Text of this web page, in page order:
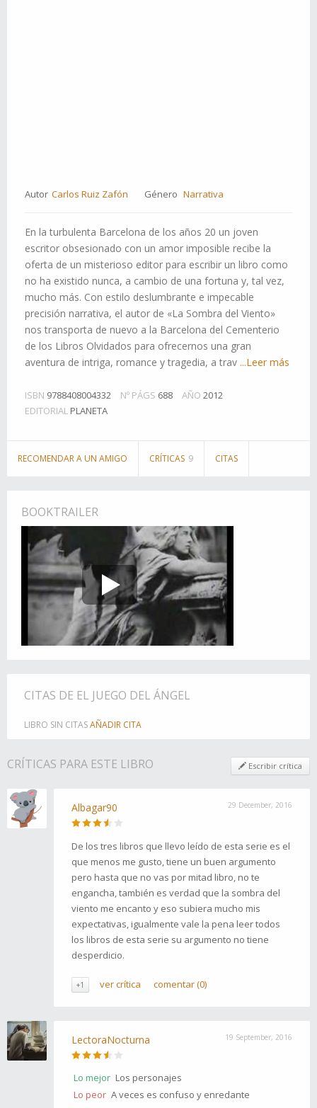
Autor Carlos Ruiz Zafón Género Narrativa
En la turbulenta Barcelona de los años 20 un joven
escritor obsesionado con un amor imposible recibe la
oferta de un misterioso editor para escribir un libro como
no ha existido nunca, a cambio de una fortuna y, tal vez,
mucho más. Con estilo deslumbrante e impecable
precisión narrativa, el autor de «La Sombra del Viento»
nos transporta de nuevo a la Barcelona del Cementerio
de los Libros Olvidados para ofrecernos una gran
aventura de intriga, romance y tragedia, a trav ...Leer más
ISBN 9788408004332 Nº PÁGS 688 AÑO 2012
EDITORIAL PLANETA
RECOMENDAR A UN AMIGO CRÍTICAS 9 CITAS
BOOKTRAILER
CITAS DE EL JUEGO DEL ÁNGEL
LIBRO SIN CITASAÑADIR CITA
CRÍTICAS PARA ESTE LIBRO Escribir crítica
Albagar90 29 December, 2016
De los tres libros que llevo leído de esta serie es el
que menos me gusto, tiene un buen argumento
pero hasta que no vas por mitad libro, no te
engancha, también es verdad que la sombra del
viento me encanto y eso subiera mucho mis
expectativas, igualmente vale la pena leer todos
los libros de esta serie su argumento no tiene
desperdicio.
+1 ver crítica comentar (0)
LectoraNocturna 19 September, 2016
Lo mejor Los personajes
Lo peor A veces es confuso y enredante